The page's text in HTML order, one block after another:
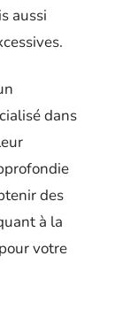
aussi
dans
des
à la
votre